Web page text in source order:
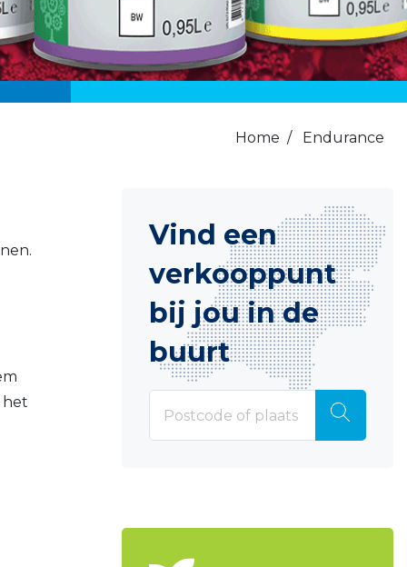
Home / Endurance
het
Vind een
verkooppunt
bij jou in de
buurt